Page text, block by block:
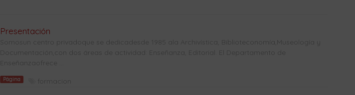
Presentación
Somosun centro privadoque se dedicadesde 1985 ala Archivística, Biblioteconomía,Museología y
Documentación,con dos áreas de actividad: Enseñanza, Editorial. El Departamento de
Enseñanzaofrece ...
Página formacion